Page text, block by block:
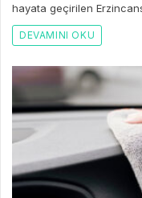
hayata geçirilen
DEVAMINI OKU